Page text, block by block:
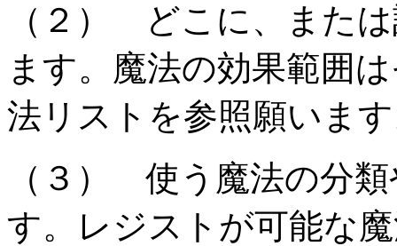
（２） どこに、また
ます。魔法の効果範囲
法リストを参照願いま
（３） 使う魔法の分
す。レジストが可能な